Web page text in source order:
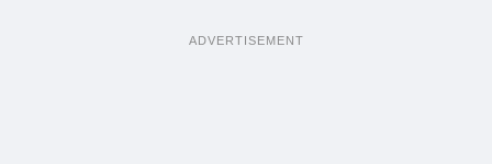
ADVERTISEMENT